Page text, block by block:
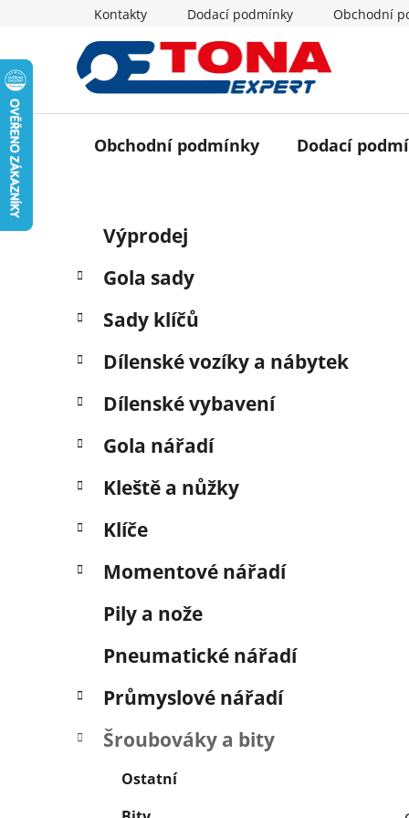
Kontakty Dodací podmínky Obchodní
Obchodní podmínky Dodací
s
r
n
n
í
p
n
l
Přeskočit
kategorie
e
o
i
Výprodej
Gola sady
Sady klíčů
Dílenské vozíky a nábytek
Dílenské vybavení
Gola nářadí
Kleště a nůžky
Klíče
Momentové nářadí
Pily a nože
Pneumatické nářadí
Průmyslové nářadí
Šroubováky a bity
Ostatní